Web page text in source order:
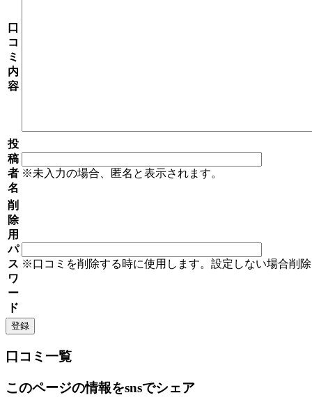
口
コ
ミ
内
容
投
稿
者
名
※未入力の場合、匿名と表示されます。
削
除
用
パ
ス
ワ
ー
ド
※口コミを削除する時に使用します。設定しない場合削
口コミ一覧
このページの情報をsnsでシェア